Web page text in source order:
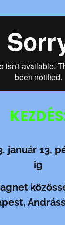
január 13,
ig